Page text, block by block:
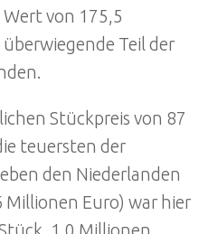
von 175,5
Teil der
Stückpreis von 87
teuersten der
den Niederlanden
Millionen Euro) war hier